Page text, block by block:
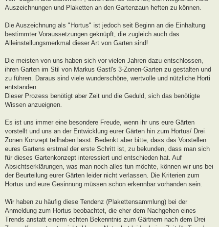
Auszeichnungen und Plaketten an den Gartenzaun heften zu können.
Die Auszeichnung als "Hortus" ist jedoch seit Beginn an die Einhaltung
bestimmter Voraussetzungen geknüpft, die zugleich auch das
Alleinstellungsmerkmal dieser Art von Garten sind!
Die meisten von uns haben sich vor vielen Jahren dazu entschlossen,
ihren Garten im Stil von Markus Gastl's 3-Zonen-Garten zu gestalten und
zu führen. Daraus sind viele wunderschöne, wertvolle und nützliche Horti
entstanden.
Dieser Prozess benötigt aber Zeit und die Geduld, sich das benötigte
Wissen anzueignen.
Es ist uns immer eine besondere Freude, wenn ihr uns eure Gärten
vorstellt und uns an der Entwicklung eurer Gärten hin zum Hortus/ Drei
Zonen Konzept teilhaben lasst. Bedenkt aber bitte, dass das Vorstellen
eures Gartens erstmal der erste Schritt ist, zu bekunden, dass man sich
für dieses Gartenkonzept interessiert und entschieden hat. Auf
Absichtserklärungen, was man noch alles tun möchte, können wir uns bei
der Beurteilung eurer Gärten leider nicht verlassen. Die Kriterien zum
Hortus und eure Gesinnung müssen schon erkennbar vorhanden sein.
Wir haben zu häufig diese Tendenz (Plakettensammlung) bei der
Anmeldung zum Hortus beobachtet, die eher dem Nachgehen eines
Trends anstatt einerm echten Bekenntnis zum Gärtnern nach dem Drei